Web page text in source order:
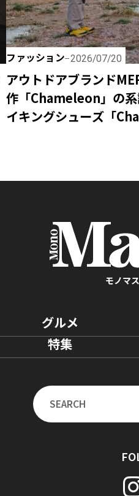
ファッション 2026/07/20
アウトドアブランド
作「Chameleon」の
イキングシューズ「
モノマ
グルメ
特集